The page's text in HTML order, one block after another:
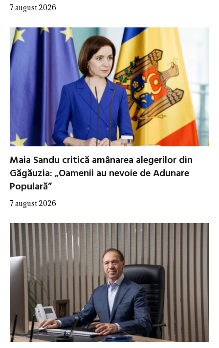
7 august 2026
Maia Sandu critică amânarea alegerilor din
Găgăuzia: „Oamenii au nevoie de Adunare
Populară”
7 august 2026